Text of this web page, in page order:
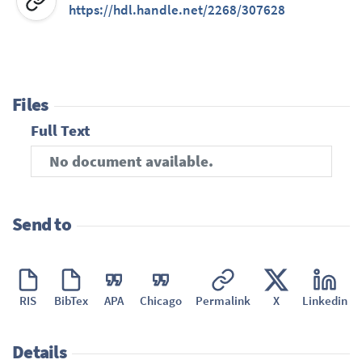
https://hdl.handle.net/2268/307628
Files
Full Text
No document available.
Send to
RIS BibTex APA Chicago Permalink X Linkedin
Details